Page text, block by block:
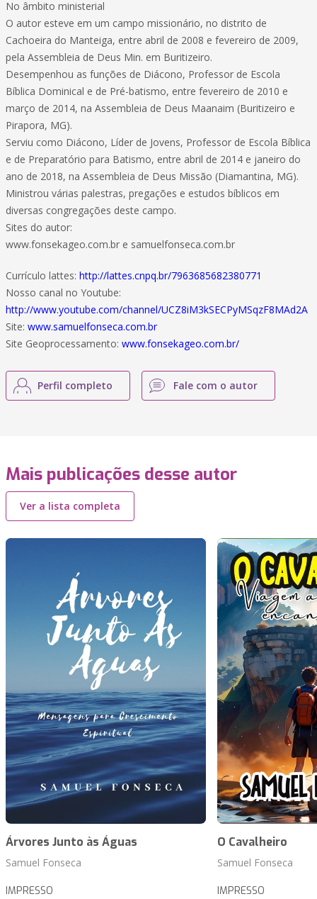
No âmbito ministerial
O autor esteve em um campo missionário, no distrito de
Cachoeira do Manteiga, entre abril de 2008 e fevereiro de 2009,
pela Assembleia de Deus Min. em Buritizeiro.
Desempenhou as funções de Diácono, Professor de Escola
Bíblica Dominical e de Pré-batismo, entre fevereiro de 2010 e
março de 2014, na Assembleia de Deus Maanaim (Buritizeiro e
Pirapora, MG).
Serviu como Diácono, Líder de Jovens, Professor de Escola Bíblica
e de Preparatório para Batismo, entre abril de 2014 e janeiro do
ano de 2018, na Assembleia de Deus Missão (Diamantina, MG).
Ministrou várias palestras, pregações e estudos bíblicos em
diversas congregações deste campo.
Sites do autor:
www.fonsekageo.com.br e samuelfonseca.com.br
Currículo lattes: http://lattes.cnpq.br/7963685682380771
Nosso canal no Youtube:
http://www.youtube.com/channel/UCZ8iM3kSECPyMSqzF8MAd2A
Site: www.samuelfonseca.com.br
Site Geoprocessamento: www.fonsekageo.com.br/
Perfil completo Fale com o autor
Mais publicações desse autor
Ver a lista completa
Árvores Junto às Águas
Samuel Fonseca
IMPRESSO
O Cavalheiro
Samuel Fonseca
IMPRESSO